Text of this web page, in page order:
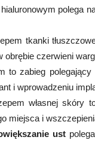
polega
tkanki
obrębie czerwieni
to zabieg
i wprowadzeniu
własnej skóry
miejsca i
ustpolega